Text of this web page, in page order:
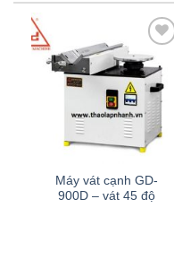
Thêm
to
wishlist
Máy vát cạnh GD-
900D – vát 45 độ